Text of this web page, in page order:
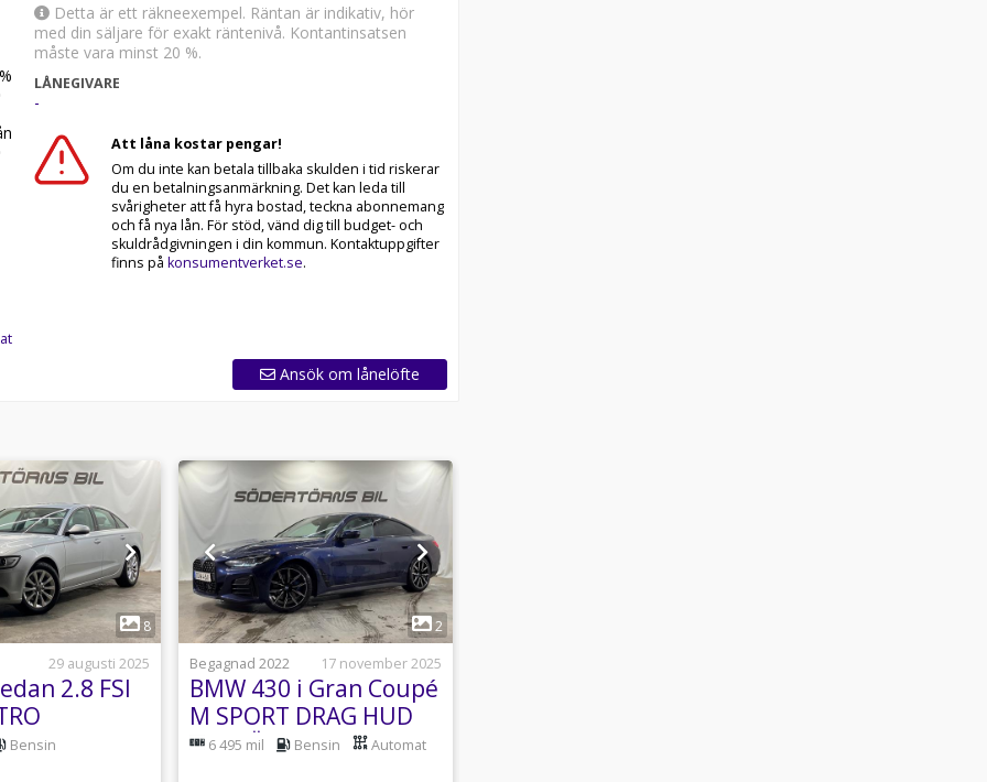
%
Detta är ett räkneexempel. Räntan är indikativ, hör
med din säljare för exakt räntenivå. Kontantinsatsen
måste vara minst 20 %.
LÅNEGIVARE
-
Att låna kostar pengar!
Om du inte kan betala tillbaka skulden i tid riskerar
du en betalningsanmärkning. Det kan leda till
svårigheter att få hyra bostad, teckna abonnemang
och få nya lån. För stöd, vänd dig till budget- och
skuldrådgivningen i din kommun. Kontaktuppgifter
finns på konsumentverket.se.
Ansök om lånelöfte
1
8
29 augusti 2025
2.8 FSI
Bensin
1
2
Begagnad 2022
17 november 2025
BMW 430 i Gran Coupé
M SPORT DRAG HUD
H/K VÄRMARE
6 495 mil Bensin Automat